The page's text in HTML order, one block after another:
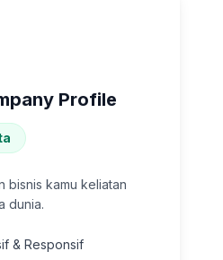
Profile
bisnis kamu keliatan
dunia.
& Responsif